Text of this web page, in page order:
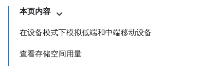
本页内容
在设备模式下模拟低端和中端移动设备
查看存储空间用量